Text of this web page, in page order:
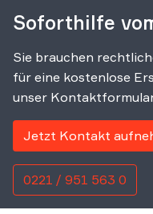
Soforthilfe
Sie brauchen
für eine kostenlose
unser
Jetzt Kontakt
0221 / 951 563 0